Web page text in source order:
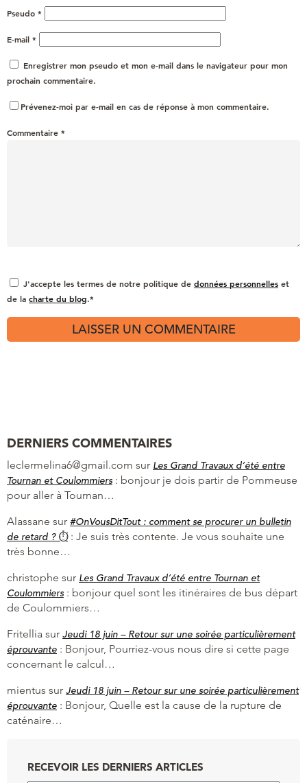
Pseudo *
E-mail *
Enregistrer mon pseudo et mon e-mail dans le navigateur pour mon
prochain commentaire.
Prévenez-moi par e-mail en cas de réponse à mon commentaire.
Commentaire *
J'accepte les termes de notre politique de données personnelles et
de la charte du blog.*
DERNIERS COMMENTAIRES
leclermelina6@gmail.com sur Les Grand Travaux d’été entre
Tournan et Coulommiers : bonjour je dois partir de Pommeuse
pour aller à Tournan…
Alassane sur #OnVousDitTout : comment se procurer un bulletin
de retard ? ⏱: Je suis très contente. Je vous souhaite une
très bonne…
christophe sur Les Grand Travaux d’été entre Tournan et
Coulommiers : bonjour quel sont les itinéraires de bus départ
de Coulommiers…
Fritellia sur Jeudi 18 juin – Retour sur une soirée particulièrement
éprouvante : Bonjour, Pourriez-vous nous dire si cette page
concernant le calcul…
mientus sur Jeudi 18 juin – Retour sur une soirée particulièrement
éprouvante : Bonjour, Quelle est la cause de la rupture de
caténaire…
RECEVOIR LES DERNIERS ARTICLES